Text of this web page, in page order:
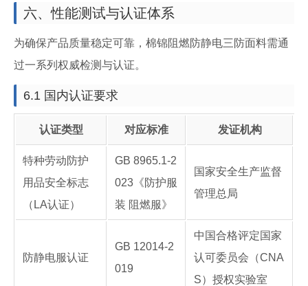
六、性能测试与认证体系
为确保产品质量稳定可靠，棉锦阻燃防静电三防面料需通
过一系列权威检测与认证。
6.1 国内认证要求
认证类型 对应标准 发证机构
特种劳动防护
用品安全标志
（LA认证）
GB 8965.1-2
023《防护服
装 阻燃服》
国家安全生产监督
管理总局
防静电服认证
GB 12014-2
019
中国合格评定国家
认可委员会（CNA
S）授权实验室